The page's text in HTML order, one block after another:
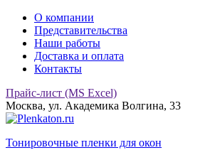
О компании
Представительства
Наши работы
Доставка и оплата
Контакты
Прайс-лист (MS Excel)
Москва, ул. Академика Волгина, 33
Тонировочные пленки для окон